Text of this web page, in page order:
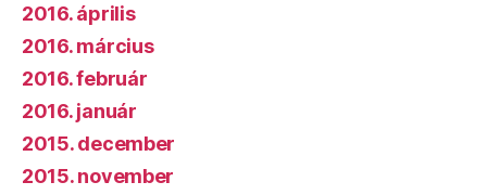
2016. április
2016. március
2016. február
2016. január
2015. december
2015. november